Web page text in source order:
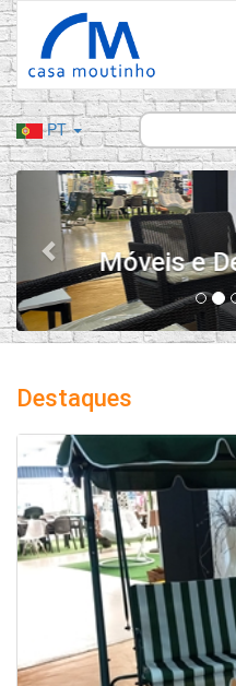
PT
Previous
Destaques